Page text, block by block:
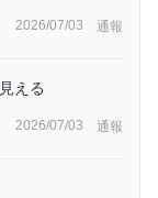
2026/07/03 通報
える
2026/07/03 通報